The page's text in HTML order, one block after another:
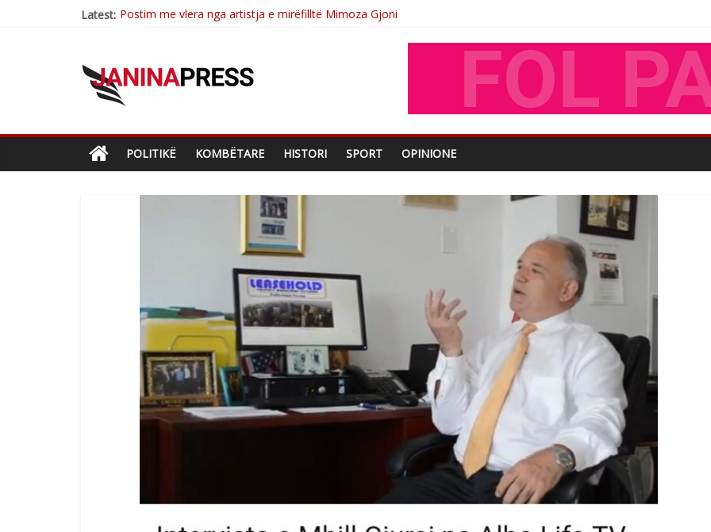
Latest: Nga poetja atdhetare Kumrie Shala -BOLL MO
Çlirimtari Mentor Mushkolaj nderohet me mirenjohje nga Xhevdet Qeriqi Dega e invalidëve në Fushë Kosovë
POLITIKË KOMBËTARE HISTORI SPORT OPINIONE